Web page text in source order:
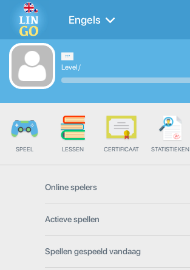
Engels
Level/
SPEEL LESSEN CERTIFICAAT STATISTIEKEN
Online spelers
Actieve spellen
Spellen gespeeld vandaag